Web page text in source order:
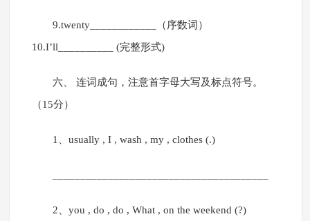
9.twenty____________（序数词）
10.I’ll__________ (完整形式)
六、 连词成句，注意首字母大写及标点符号。
（15分）
1、usually , I , wash , my , clothes (.)
2、you , do , do , What , on the weekend (?)